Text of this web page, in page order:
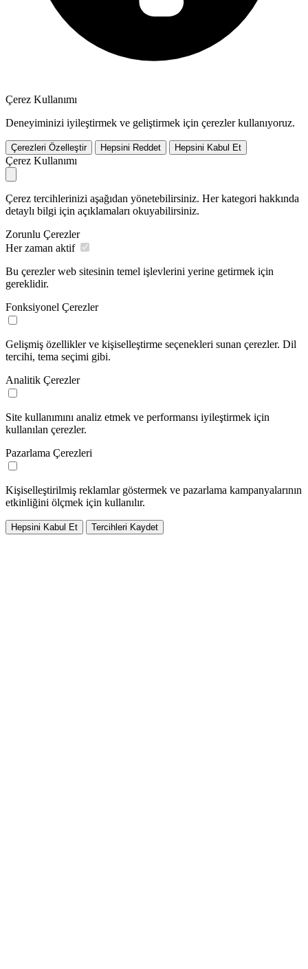
Çerez Kullanımı
Deneyiminizi iyileştirmek ve geliştirmek için çerezler kullanıyoruz.
Çerezleri Özelleştir Hepsini Reddet Hepsini Kabul Et
Çerez Kullanımı
Çerez tercihlerinizi aşağıdan yönetebilirsiniz. Her kategori hakkında
detaylı bilgi için açıklamaları okuyabilirsiniz.
Zorunlu Çerezler
Her zaman aktif
Bu çerezler web sitesinin temel işlevlerini yerine getirmek için
gereklidir.
Fonksiyonel Çerezler
Gelişmiş özellikler ve kişiselleştirme seçenekleri sunan çerezler. Dil
tercihi, tema seçimi gibi.
Analitik Çerezler
Site kullanımını analiz etmek ve performansı iyileştirmek için
kullanılan çerezler.
Pazarlama Çerezleri
Kişiselleştirilmiş reklamlar göstermek ve pazarlama kampanyalarının
etkinliğini ölçmek için kullanılır.
Hepsini Kabul Et Tercihleri Kaydet